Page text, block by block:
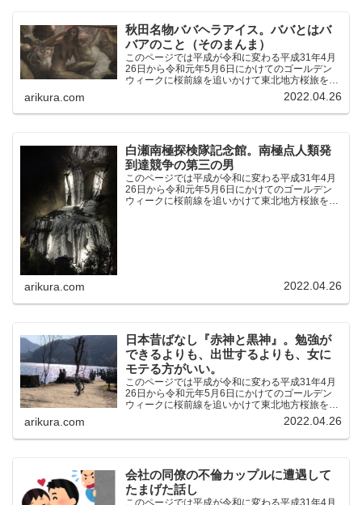
秋田名物ババヘラアイス。ババとはバ
バアのこと（そのまんま）
このページでは平成が令和に変わる平成31年4月
26日から令和元年5月6日にかけてのゴールデン
ウィークに桜前線を追いかけて東北地方桜旅を車
中泊大遠征10泊11日した時の記録をまとめたも
のです。（結論）「桜前線なんてものはテレビの
中にしか存在し...
arikura.com 2022.04.26
白瀬南極探検隊記念館。南極点人類発
到達競争の第三の男
このページでは平成が令和に変わる平成31年4月
26日から令和元年5月6日にかけてのゴールデン
ウィークに桜前線を追いかけて東北地方桜旅を車
arikura.com 2022.04.26
日本昔ばなし『赤神と黒神』。勉強が
できるよりも、出世するよりも、女に
モテる方がいい。
このページでは平成が令和に変わる平成31年4月
26日から令和元年5月6日にかけてのゴールデン
ウィークに桜前線を追いかけて東北地方桜旅を車
中泊大遠征10泊11日した時の記録をまとめたも
のです。（結論）「桜前線なんてものはテレビの
中にしか存在し...
arikura.com 2022.04.26
会社の同僚の不倫カップルに遭遇して
たまげた話し